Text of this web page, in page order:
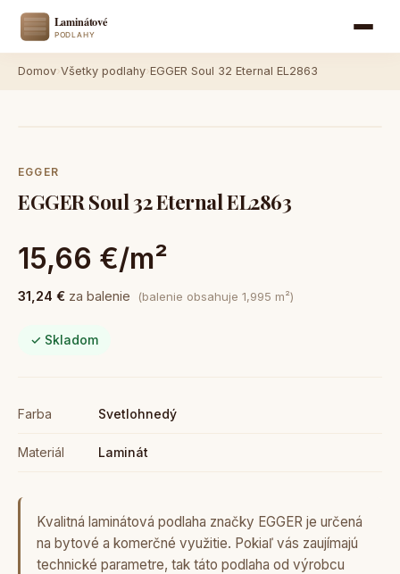
Domov Všetky podlahy EGGER Soul 32 Eternal EL2863
EGGER
EGGER Soul 32 Eternal EL2863
15,66 €/m²
31,24 € za balenie (balenie obsahuje 1,995 m²)
✓ Skladom
Farba Svetlohnedý
Materiál Laminát
Kvalitná laminátová podlaha značky EGGER je určená
na bytové a komerčné využitie. Pokiaľ vás zaujímajú
technické parametre, tak táto podlaha od výrobcu